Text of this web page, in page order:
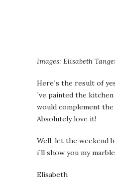
Images: Elisabeth
Here´s the result of
´ve painted the
would complement
Absolutely love it!
Well, let the weekend
i´ll show you my
Elisabeth